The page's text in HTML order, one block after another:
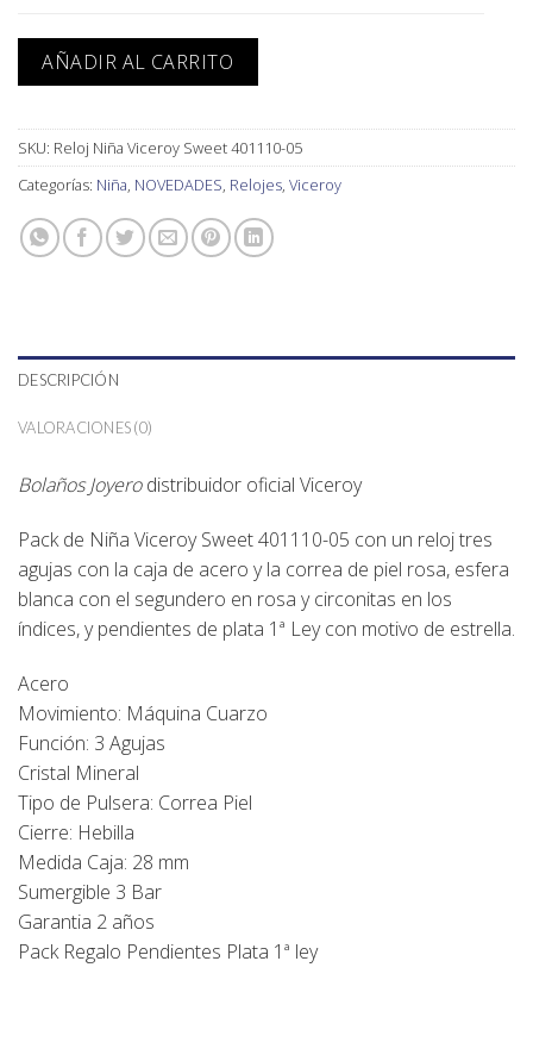
AÑADIR AL CARRITO
SKU: Reloj Niña Viceroy Sweet 401110-05
Categorías: Niña, NOVEDADES, Relojes, Viceroy
DESCRIPCIÓN
VALORACIONES (0)
Bolaños Joyerodistribuidor oficial Viceroy
Pack de Niña Viceroy Sweet 401110-05 con un reloj tres
agujas con la caja de acero y la correa de piel rosa, esfera
blanca con el segundero en rosa y circonitas en los
índices, y pendientes de plata 1ª Ley con motivo de estrella.
Acero
Movimiento: Máquina Cuarzo
Función: 3 Agujas
Cristal Mineral
Tipo de Pulsera: Correa Piel
Cierre: Hebilla
Medida Caja: 28 mm
Sumergible 3 Bar
Garantia 2 años
Pack Regalo Pendientes Plata 1ª ley